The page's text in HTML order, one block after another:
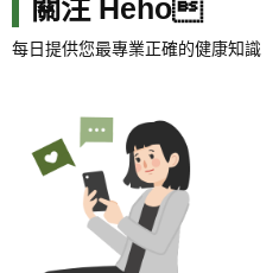
關注 Heho
每日提供您最專業正確的健康知識